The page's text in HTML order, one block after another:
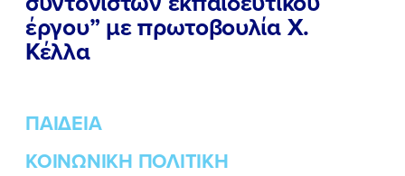
έργου” με πρωτοβουλία Χ.
Κέλλα
ΠΑΙΔΕΙΑ
ΚΟΙΝΩΝΙΚΗ ΠΟΛΙΤΙΚΗ